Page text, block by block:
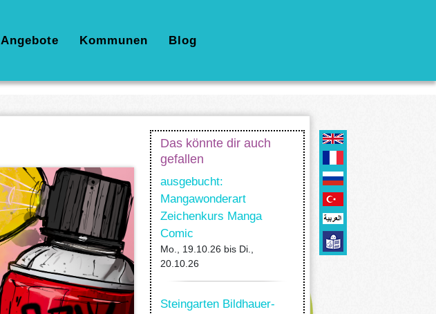
Angebote Kommunen Blog
Das könnte dir auch
gefallen
ausgebucht:
Mangawonderart
Zeichenkurs Manga
Comic
Mo., 19.10.26 bis Di.,
20.10.26
Steingarten Bildhauer-